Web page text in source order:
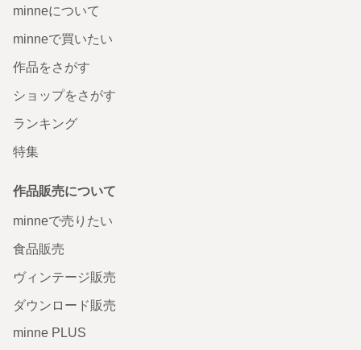
minneについて
minneで買いたい
作品をさがす
ショップをさがす
ランキング
特集
作品販売について
minneで売りたい
食品販売
ヴィンテージ販売
ダウンロード販売
minne PLUS